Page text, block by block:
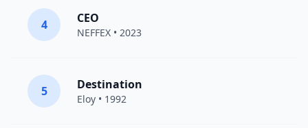
4 CEO
NEFFEX • 2023
5 Destination
Eloy • 1992